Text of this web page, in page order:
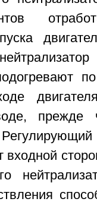
прежде
входной